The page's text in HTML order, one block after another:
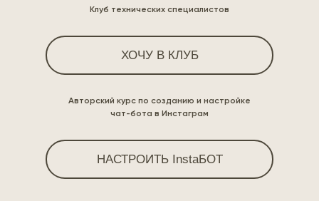
Клуб технических специалистов
ХОЧУ В КЛУБ
НАСТРОИТЬ InstaБОТ
Авторский курс по созданию и настройке
чат-бота в Инстаграм